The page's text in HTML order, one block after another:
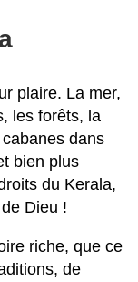
plaire. La mer,
les forêts, la
dans
bien plus
du Kerala,
Dieu !
riche, que ce
de